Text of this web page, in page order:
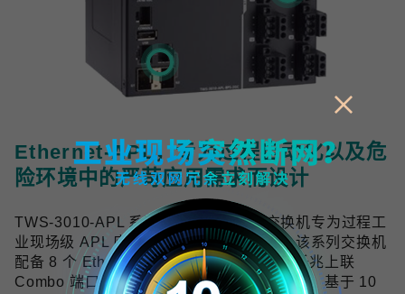
Ethernet-APL，专为过程自动化以及危
险环境中的严苛应用需求而设计
TWS-3010-APL 系列工业双线以太网交换机专为过程工
业现场级 APL 应用提供可靠的网络连接，该系列交换机
配备 8 个 Ethernet-APL spur 端口与 2 个千兆上联
Combo 端口，符合 Ethernet-APL 技术规范，基于 10